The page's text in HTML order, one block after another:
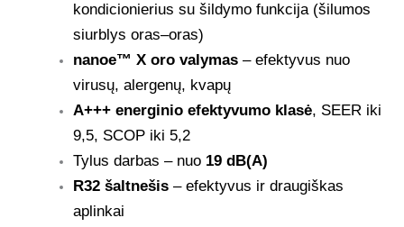
kondicionierius su šildymo funkcija (šilumos
siurblys oras–oras)
nanoe™ X oro valymas – efektyvus nuo
virusų, alergenų, kvapų
A+++ energinio efektyvumo klasė, SEER iki
9,5, SCOP iki 5,2
Tylus darbas – nuo 19 dB(A)
R32 šaltnešis – efektyvus ir draugiškas
aplinkai